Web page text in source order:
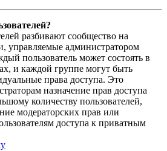
разбивают сообщество на
управляемые администратором
пользователь может состоять в
и каждой группе могут быть
права доступа. Это
назначение прав доступа
количеству пользователей,
модераторских прав или
доступа к приватным